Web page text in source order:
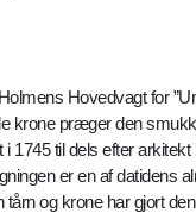
Hovedvagt for
krone præger den
1745 til dels efter arkitekt
er en af datidens
tårn og krone har gjort